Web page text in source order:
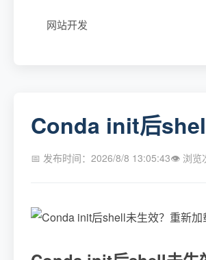
网站开发
Conda init后
📅 发布时间：2026/8/8 13:05:43👁 浏览